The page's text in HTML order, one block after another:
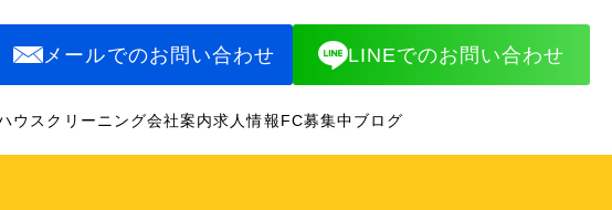
メールでのお問い合わせ LINEでのお問い合わせ
ウスクリーニング会社案内求人情報FC募集中ブログ